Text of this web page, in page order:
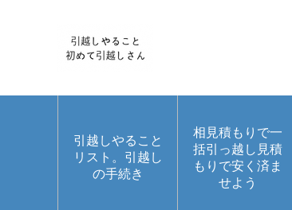
引越しやること
リスト。引越し
の手続き
相見積もりで一
括引っ越し見積
もりで安く済ま
せよう